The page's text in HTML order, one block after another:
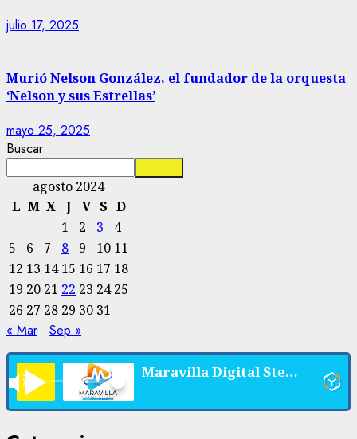
julio 17, 2025
Murió Nelson González, el fundador de la orquesta
‘Nelson y sus Estrellas’
mayo 25, 2025
Buscar
agosto 2024
L M X J V S D
1
2 3
4
5
6 7 8 9 10 11
12 13 14 15 16 17 18
19 20 21 22 23 24 25
26 27 28 29 30 31
« Mar Sep »
Maravilla Digital Stereo